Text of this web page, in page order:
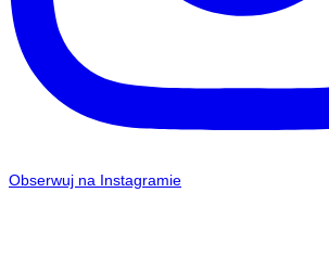
Obserwuj na Instagramie